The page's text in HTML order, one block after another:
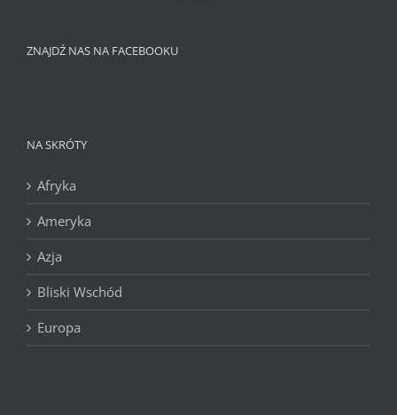
ZNAJDŹ NAS NA FACEBOOKU
NA SKRÓTY
Afryka
Ameryka
Azja
Bliski Wschód
Europa